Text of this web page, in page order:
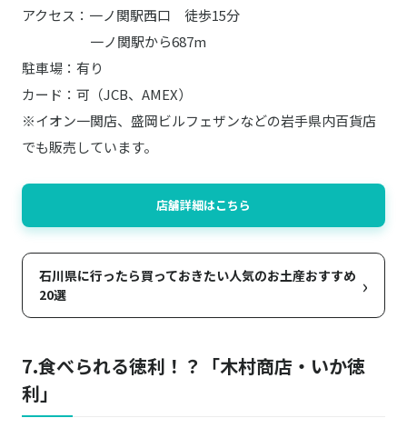
アクセス：一ノ関駅西口 徒歩15分
一ノ関駅から687m
駐車場：有り
カード：可（JCB、AMEX）
※イオン一関店、盛岡ビルフェザンなどの岩手県内百貨店
でも販売しています。
店舗詳細はこちら
石川県に行ったら買っておきたい人気のお土産おすすめ
20選
›
7.食べられる徳利！？「木村商店・いか徳
利」